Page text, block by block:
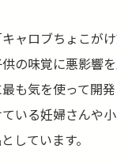
ャロブちょこが
の味覚に悪影響
も気を使って開発
いる妊婦さんや
しています。